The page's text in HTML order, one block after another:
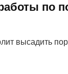
по
высадить